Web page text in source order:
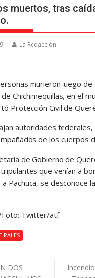
muertos, tras
La Redacción
murieron luego de
Chichimequillas, en el
Protección Civil de
autoridades
de los cuerpos
de Gobierno de
que venían a
a Pachuca, se desconoce
Foto: Twitter/atf
DOS